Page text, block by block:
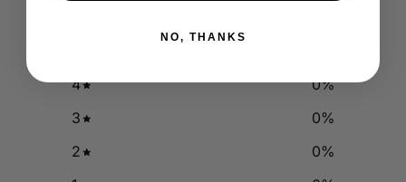
4
0%
3
0%
2
0%
NO, THANKS